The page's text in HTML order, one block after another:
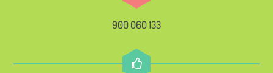
900 060 133